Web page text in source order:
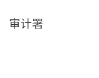
审计署
2016